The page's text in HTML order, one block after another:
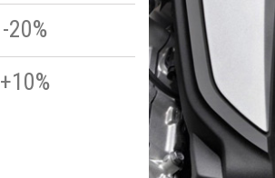
-20%
+10%